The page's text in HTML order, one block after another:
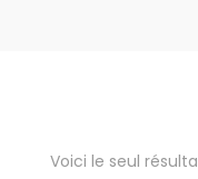
Voici le seul